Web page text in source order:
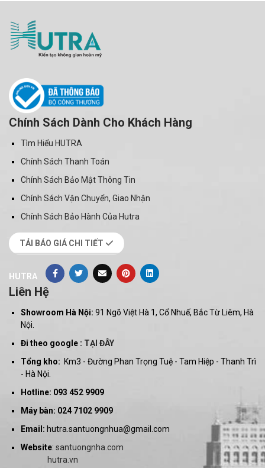
Chính Sách Dành Cho Khách Hàng
Tìm Hiểu HUTRA
Chính Sách Thanh Toán
Chính Sách Bảo Mật Thông Tin
Chính Sách Vận Chuyển, Giao Nhận
Chính Sách Bảo Hành Của Hutra
TẢI BÁO GIÁ CHI TIẾT
HUTRA
Liên Hệ
Showroom Hà Nội: 91 Ngõ Việt Hà 1, Cổ Nhuế, Bắc Từ Liêm, Hà
Nội.
Đi theo google : TẠI ĐÂY
Tổng kho: Km3 - Đường Phan Trọng Tuệ - Tam Hiệp - Thanh Trì
- Hà Nội.
Hotline: 093 452 9909
Máy bàn: 024 7102 9909
Email: hutra.santuongnhua@gmail.com
Website: santuongnha.com
hutra.vn